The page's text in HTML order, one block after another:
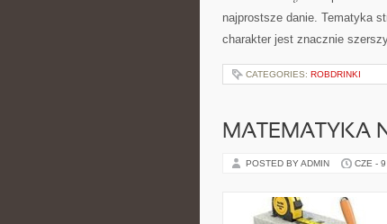
najprostsze danie. Tematyka
charakter jest znacznie
CATEGORIES: ROBDRINKI
MATEMATYKA
POSTED BY ADMIN CZE -